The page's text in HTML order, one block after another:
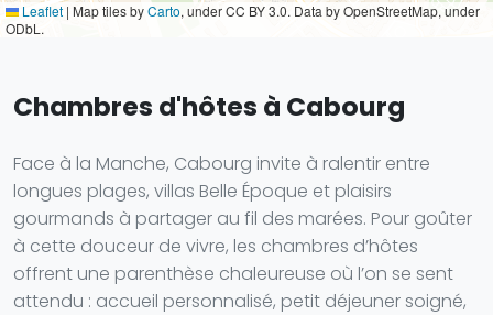
Leaflet | Map tiles byCarto, under CC BY 3.0. Data by OpenStreetMap, under
ODbL.
Chambres d'hôtes à Cabourg
Face à la Manche, Cabourg invite à ralentir entre
longues plages, villas Belle Époque et plaisirs
gourmands à partager au fil des marées. Pour goûter
à cette douceur de vivre, les chambres d’hôtes
offrent une parenthèse chaleureuse où l’on se sent
attendu : accueil personnalisé, petit déjeuner soigné,